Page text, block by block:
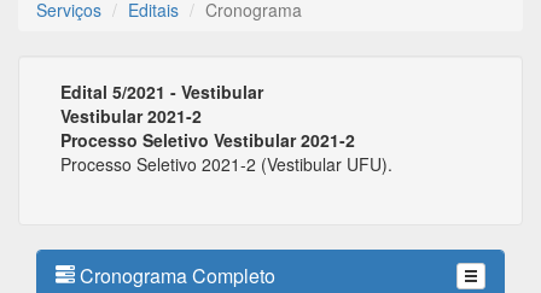
Serviços Editais Cronograma
Edital 5/2021 - Vestibular
Vestibular 2021-2
Processo Seletivo Vestibular 2021-2
Processo Seletivo 2021-2 (Vestibular UFU).
Cronograma Completo